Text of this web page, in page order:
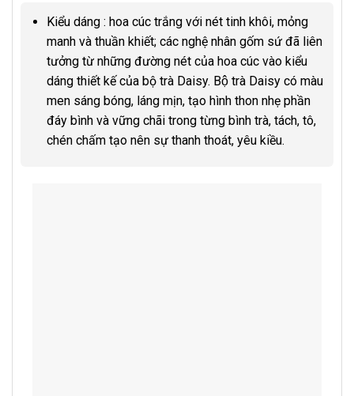
Kiểu dáng : hoa cúc trắng với nét tinh khôi, mỏng
manh và thuần khiết; các nghệ nhân gốm sứ đã liên
tưởng từ những đường nét của hoa cúc vào kiểu
dáng thiết kế của bộ trà Daisy. Bộ trà Daisy có màu
men sáng bóng, láng mịn, tạo hình thon nhẹ phần
đáy bình và vững chãi trong từng bình trà, tách, tô,
chén chấm tạo nên sự thanh thoát, yêu kiều.